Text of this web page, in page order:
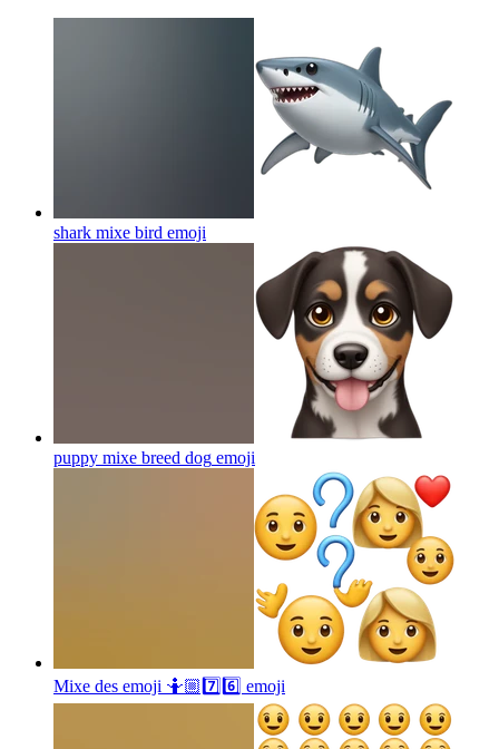
shark mixe bird emoji
puppy mixe breed dog emoji
Mixe des emoji 🤷🏼7️⃣6️⃣ emoji